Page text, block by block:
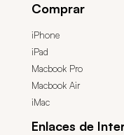
Comprar
iPhone
iPad
Macbook Pro
Macbook Air
iMac
Enlaces de